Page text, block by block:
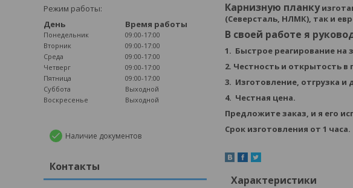
Карнизную планку
(Северсталь, НЛМК), так и
В своей работе я
1. Быстрое реагирование на
2. Честность и открытость
3. Изготовление, отгрузка и
4. Честная цена.
Предложите заказ, и я его
Срок изготовления от 1 часа.
Характеристики
Режим работы:
День
Время работы
Понедельник
09:00-17:00
Вторник
09:00-17:00
Среда
09:00-17:00
Четверг
09:00-17:00
Пятница
09:00-17:00
Суббота
Выходной
Воскресенье
Выходной
Наличие документов
Контакты